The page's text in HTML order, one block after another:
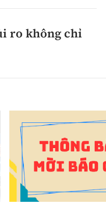
ro không chỉ